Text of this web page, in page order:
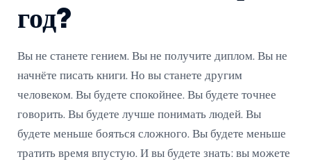
год?
Вы не станете гением. Вы не получите диплом. Вы не
начнёте писать книги. Но вы станете другим
человеком. Вы будете спокойнее. Вы будете точнее
говорить. Вы будете лучше понимать людей. Вы
будете меньше бояться сложного. Вы будете меньше
тратить время впустую. И вы будете знать: вы можете